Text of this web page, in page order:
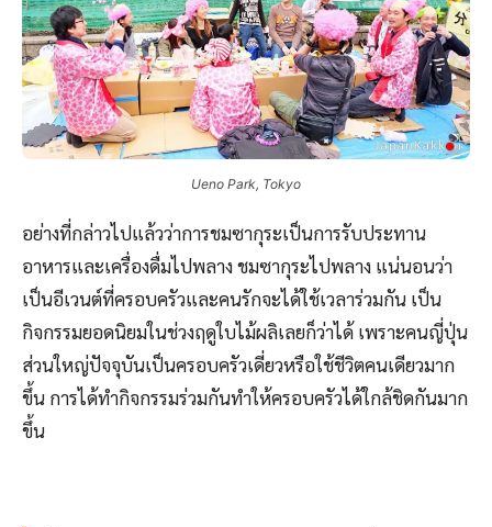
Ueno Park, Tokyo
อย่างที่กล่าวไปแล้วว่าการชมซากุระเป็นการรับประทาน
อาหารและเครื่องดื่มไปพลาง ชมซากุระไปพลาง แน่นอนว่า
เป็นอีเวนต์ที่ครอบครัวและคนรักจะได้ใช้เวลาร่วมกัน เป็น
กิจกรรมยอดนิยมในช่วงฤดูใบไม้ผลิเลยก็ว่าได้ เพราะคนญี่ปุ่น
ส่วนใหญ่ปัจจุบันเป็นครอบครัวเดี่ยวหรือใช้ชีวิตคนเดียวมาก
ขึ้น การได้ทำกิจกรรมร่วมกันทำให้ครอบครัวได้ใกล้ชิดกันมาก
ขึ้น